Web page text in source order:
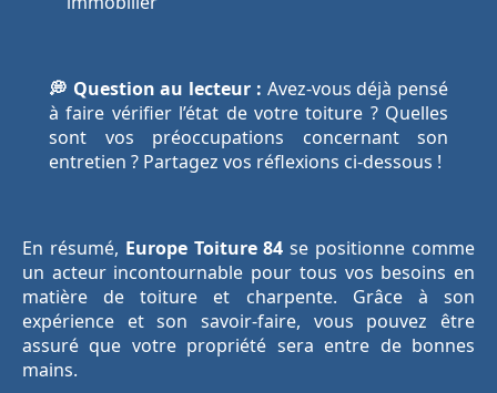
💭 Question au lecteur : Avez-vous déjà pensé
à faire vérifier l’état de votre toiture ? Quelles
sont vos préoccupations concernant son
entretien ? Partagez vos réflexions ci-dessous !
En résumé, Europe Toiture 84 se positionne comme
un acteur incontournable pour tous vos besoins en
matière de toiture et charpente. Grâce à son
expérience et son savoir-faire, vous pouvez être
assuré que votre propriété sera entre de bonnes
mains.